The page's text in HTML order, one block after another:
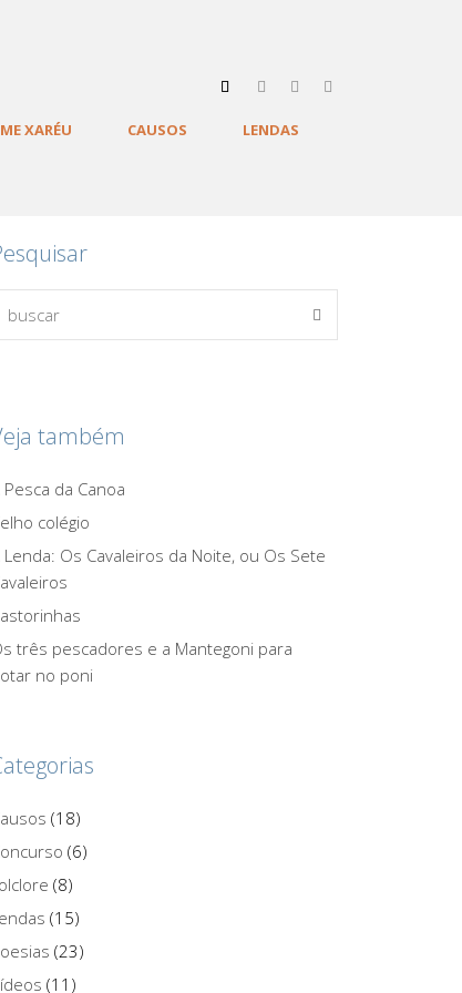
XARÉU CAUSOS
LENDAS
também
Pesca da Canoa
colégio
Lenda: Os Cavaleiros da Noite, ou Os Sete
três pescadores e a Mantegoni para
no poni
(18)
(6)
(8)
(15)
(23)
(11)